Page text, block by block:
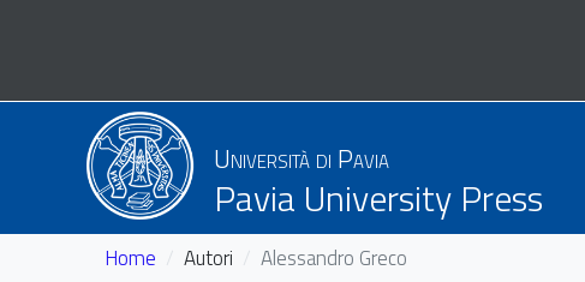
Università di Pavia
Pavia University Press
Home Autori Alessandro Greco